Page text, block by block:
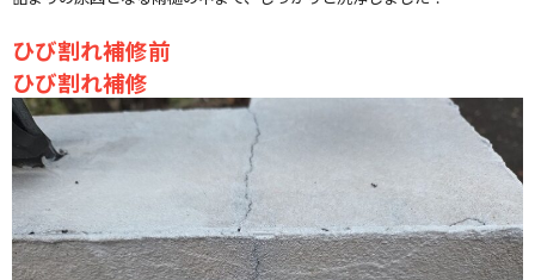
ひび割れ補修前
ひび割れ補修